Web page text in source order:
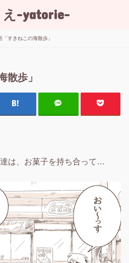
え-yatorie-
「すきねこの海散歩」
散歩」
は、お菓子を持ち合って…